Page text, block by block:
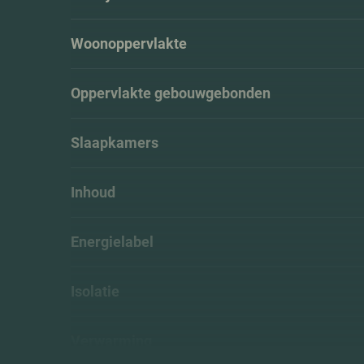
Woonoppervlakte
Oppervlakte gebouwgebonden
Slaapkamers
Inhoud
Energielabel
Isolatie